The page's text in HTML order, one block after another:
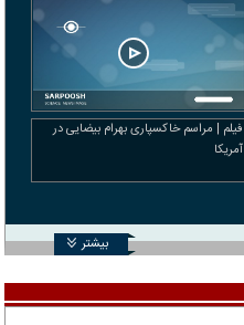
فیلم | مراسم خاکسپاری بهرام بیضایی در
آمریکا
بیشتر